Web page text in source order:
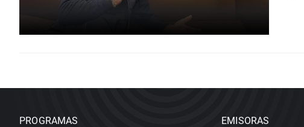
PROGRAMAS EMISORAS